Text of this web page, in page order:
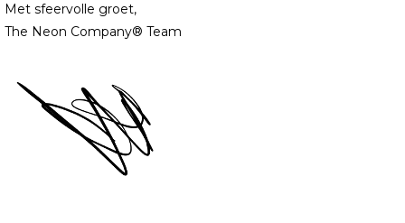
Met sfeervolle groet,
The Neon Company® Team